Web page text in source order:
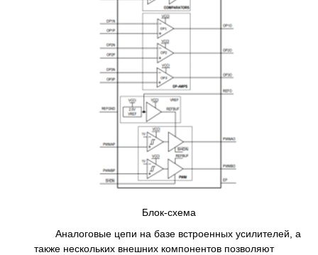
Блок-схема
Аналоговые цепи на базе встроенных усилителей, а
также нескольких внешних компонентов позволяют